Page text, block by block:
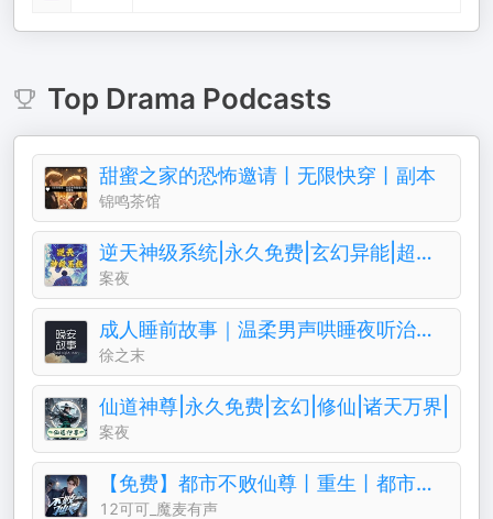
Top Drama Podcasts
甜蜜之家的恐怖邀请丨无限快穿丨副本
锦鸣茶馆
逆天神级系统|永久免费|玄幻异能|超级仙侠
案夜
成人睡前故事｜温柔男声哄睡夜听治愈助眠晚安电台
徐之末
仙道神尊|永久免费|玄幻|修仙|诸天万界|
案夜
【免费】都市不败仙尊丨重生丨都市修仙丨热血爽文丨玄幻丨爆更丨AI多播
12可可_魔麦有声